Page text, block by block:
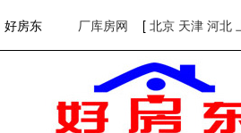
好房东 厂库房网 [ 北京 天津 河北
欢迎访问好房东！网站首页